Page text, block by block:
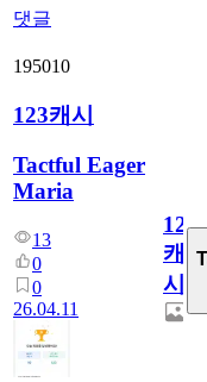
댓글
195010
123캐시
Tactful Eager
Maria
13
0
0
26.04.11
123
캐
시